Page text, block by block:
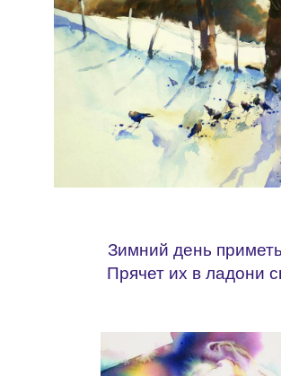
Зимний день
Прячет их в ладони